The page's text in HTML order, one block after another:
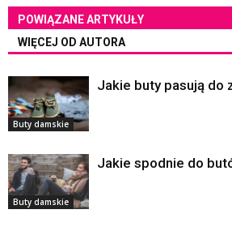
POWIĄZANE ARTYKUŁY
WIĘCEJ OD AUTORA
Buty damskie
Jakie buty pasują do
Buty damskie
Jakie spodnie do